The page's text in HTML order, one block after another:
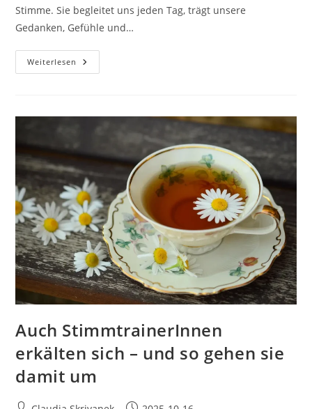
Stimme. Sie begleitet uns jeden Tag, trägt unsere
Gedanken, Gefühle und…
Weiterlesen Stimmgesundheit
Im
Wir
Unsere
Pflegen,
Stärken
Und
Mutig
Einsetzen
Auch StimmtrainerInnen
erkälten sich – und so gehen sie
damit um